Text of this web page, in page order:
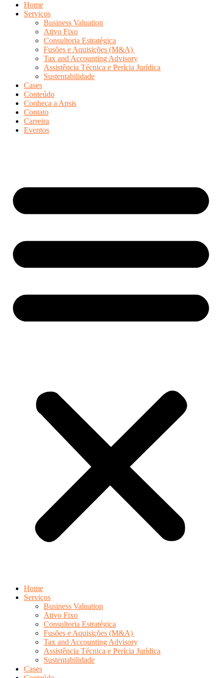
Home
Serviços
Business Valuation
Ativo Fixo
Consultoria Estratégica
Fusões e Aquisições (M&A)
Tax and Accounting Advisory
Assistência Técnica e Perícia Jurídica
Sustentabilidade
Cases
Conteúdo
Conheça a Apsis
Contato
Carreira
Eventos
Home
Serviços
Business Valuation
Ativo Fixo
Consultoria Estratégica
Fusões e Aquisições (M&A)
Tax and Accounting Advisory
Assistência Técnica e Perícia Jurídica
Sustentabilidade
Cases